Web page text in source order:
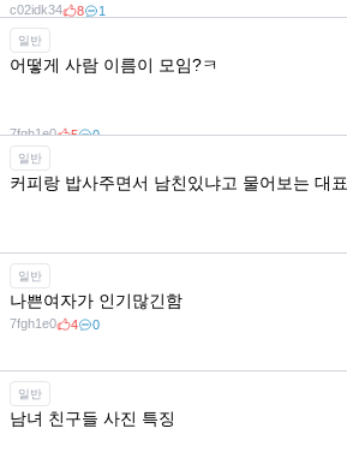
7fgh1e0 6 1
c02idk34 8 1
일반
어떻게 사람 이름이 모임?ㅋ
7fgh1e0 5 0
일반
커피랑 밥사주면서 남친있냐고 물어보는 대표
7fgh1e0 3 0
일반
나쁜여자가 인기많긴함
7fgh1e0 4 0
일반
남녀 친구들 사진 특징